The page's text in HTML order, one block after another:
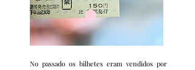
No passado os bilhetes eram vendidos por